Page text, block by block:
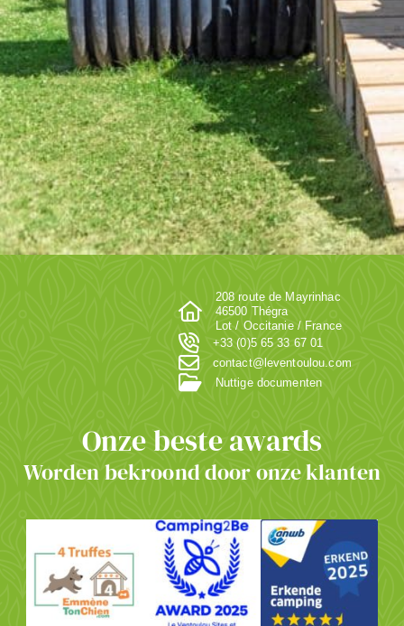
208 route de Mayrinhac
46500 Thégra
Lot / Occitanie / France
+33 (0)5 65 33 67 01
contact@leventoulou.com
Nuttige documenten
Onze beste awards
Worden bekroond door onze klanten